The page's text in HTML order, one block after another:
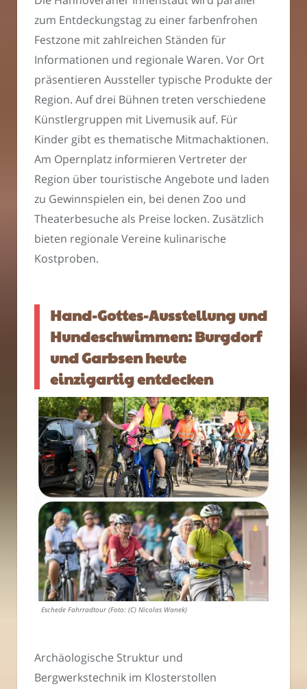
zum Entdeckungstag zu einer farbenfrohen
Festzone mit zahlreichen Ständen für
Informationen und regionale Waren. Vor Ort
präsentieren Aussteller typische Produkte der
Region. Auf drei Bühnen treten verschiedene
Künstlergruppen mit Livemusik auf. Für
Kinder gibt es thematische Mitmachaktionen.
Am Opernplatz informieren Vertreter der
Region über touristische Angebote und laden
zu Gewinnspielen ein, bei denen Zoo und
Theaterbesuche als Preise locken. Zusätzlich
bieten regionale Vereine kulinarische
Kostproben.
Hand-Gottes-Ausstellung und
Hundeschwimmen: Burgdorf
und Garbsen heute
einzigartig entdecken
Eschede Fahrradtour (Foto: (C) Nicolas Wanek)
Archäologische Struktur und
Bergwerkstechnik im Klosterstollen